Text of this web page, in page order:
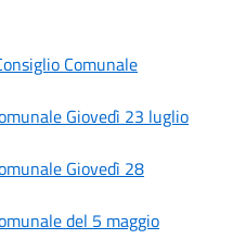
Comunale
Giovedì 23 luglio
Giovedì 28
del 5 maggio